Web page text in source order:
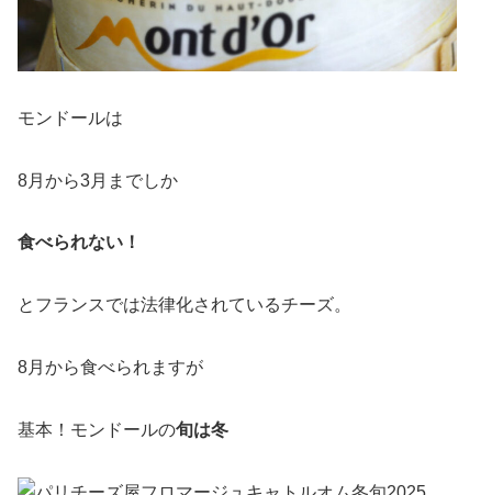
モンドールは
8月から3月までしか
食べられない！
とフランスでは法律化されているチーズ。
8月から食べられますが
基本！モンドールの旬は冬